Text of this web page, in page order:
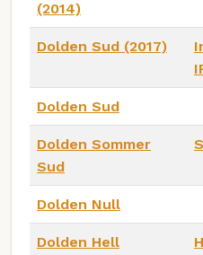
(2014)
Dolden Sud (2017)
Dolden Sud
Dolden Sommer
Sud
Dolden Null
Dolden Hell